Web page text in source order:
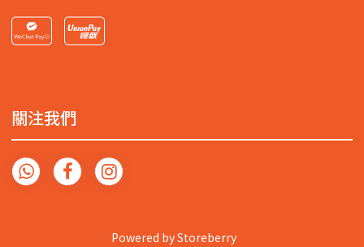
關注我們
Powered byStoreberry